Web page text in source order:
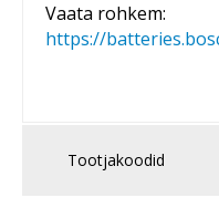
Vaata rohkem:
https://
Tootjakoodid